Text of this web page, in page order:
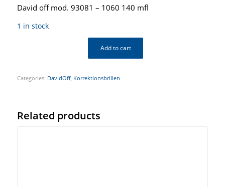
David off mod. 93081 – 1060 140 mfl
1 in stock
Add to cart
Categories: DavidOff, Korrektionsbrillen
Related products